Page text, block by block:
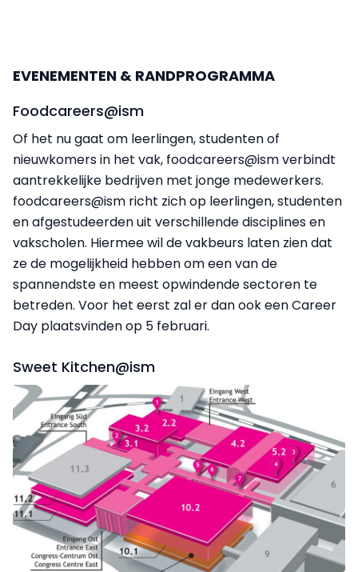
EVENEMENTEN & RANDPROGRAMMA
Foodcareers@ism
Of het nu gaat om leerlingen, studenten of
nieuwkomers in het vak, foodcareers@ism verbindt
aantrekkelijke bedrijven met jonge medewerkers.
foodcareers@ism richt zich op leerlingen, studenten
en afgestudeerden uit verschillende disciplines en
vakscholen. Hiermee wil de vakbeurs laten zien dat
ze de mogelijkheid hebben om een van de
spannendste en meest opwindende sectoren te
betreden. Voor het eerst zal er dan ook een Career
Day plaatsvinden op 5 februari.
Sweet Kitchen@ism